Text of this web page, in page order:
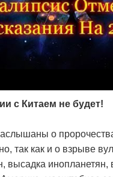
с Китаем не будет!
о
так как и о взрыве
высадка инопланетян,